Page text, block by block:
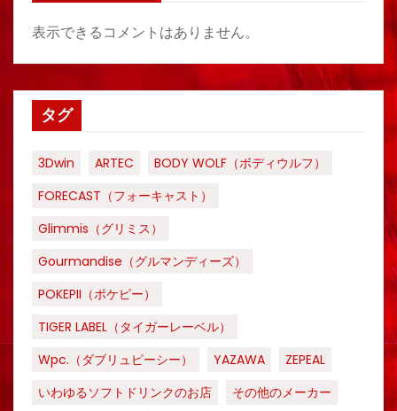
表示できるコメントはありません。
タグ
3Dwin ARTEC
BODY WOLF（ボディウルフ）
FORECAST（フォーキャスト）
Glimmis（グリミス）
Gourmandise（グルマンディーズ）
POKEPII（ポケピー）
TIGER LABEL（タイガーレーベル）
Wpc.（ダブリュピーシー）
YAZAWA
ZEPEAL
いわゆるソフトドリンクのお店
その他のメーカー